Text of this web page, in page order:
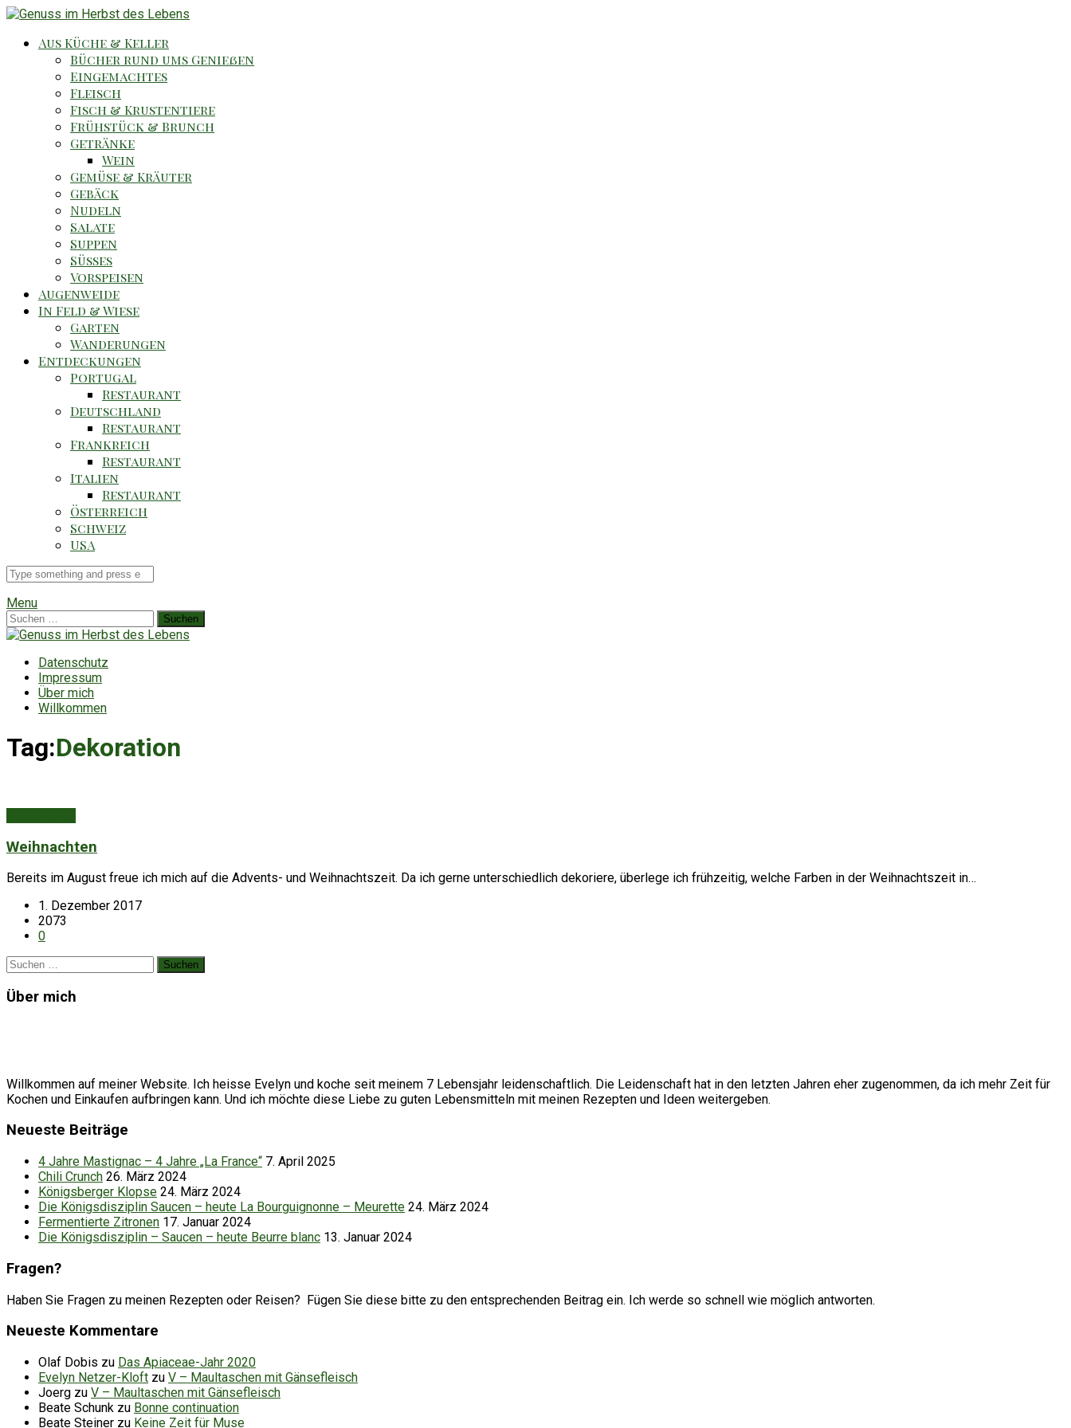
Aus Küche & Keller
Bücher rund ums Genießen
Eingemachtes
Fleisch
Fisch & Krustentiere
Frühstück & Brunch
Getränke
Wein
Gemüse & Kräuter
Gebäck
Nudeln
Salate
Suppen
Süsses
Vorspeisen
Augenweide
In Feld & Wiese
Garten
Wanderungen
Entdeckungen
Portugal
Restaurant
Deutschland
Restaurant
Frankreich
Restaurant
Italien
Restaurant
Österreich
Schweiz
USA
Suche
für
Menu
Suchen
nach:
Datenschutz
Impressum
Über mich
Willkommen
Tag:Dekoration
Weihnachten
Bereits im August freue ich mich auf die Advents- und Weihnachtszeit. Da ich gerne unterschiedlich dekoriere, überlege ich frühzeitig, welche Farben in der Weihnachtszeit in…
1. Dezember 2017
2073
0
Suchen
Über mich
Willkommen auf meiner Website. Ich heisse Evelyn und koche seit meinem 7 Lebensjahr leidenschaftlich. Die Leidenschaft hat in den letzten Jahren eher zugenommen, da ich mehr Zeit für
Kochen und Einkaufen aufbringen kann. Und ich möchte diese Liebe zu guten Lebensmitteln mit meinen Rezepten und Ideen weitergeben.
Neueste Beiträge
4 Jahre Mastignac – 4 Jahre „La France“ 7. April 2025
Chili Crunch 26. März 2024
Königsberger Klopse 24. März 2024
Die Königsdisziplin Saucen – heute La Bourguignonne – Meurette 24. März 2024
Fermentierte Zitronen 17. Januar 2024
Die Königsdisziplin – Saucen – heute Beurre blanc 13. Januar 2024
Fragen?
Haben Sie Fragen zu meinen Rezepten oder Reisen? Fügen Sie diese bitte zu den entsprechenden Beitrag ein. Ich werde so schnell wie möglich antworten.
Neueste Kommentare
Olaf Dobis zu Das Apiaceae-Jahr 2020
Evelyn Netzer-Kloft zu V – Maultaschen mit Gänsefleisch
Joerg zu V – Maultaschen mit Gänsefleisch
Beate Schunk zu Bonne continuation
Beate Steiner zu Keine Zeit für Muse